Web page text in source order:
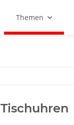
Themen
Tischuhren